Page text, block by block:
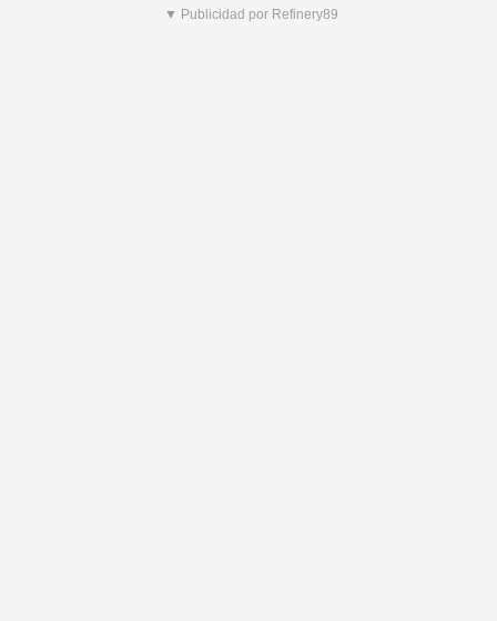
▼ Publicidad por Refinery89